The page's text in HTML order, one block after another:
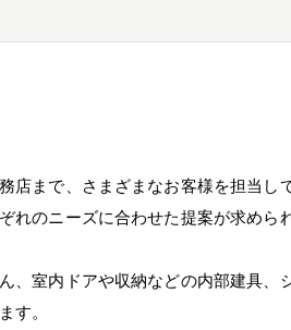
まで、さまざまなお客様を担当し
のニーズに合わせた提案が求められ
室内ドアや収納などの内部建具
す。